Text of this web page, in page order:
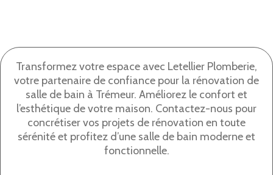
Transformez votre espace avec Letellier Plomberie,
votre partenaire de confiance pour la rénovation de
salle de bain à Trémeur. Améliorez le confort et
l’esthétique de votre maison. Contactez-nous pour
concrétiser vos projets de rénovation en toute
sérénité et profitez d’une salle de bain moderne et
fonctionnelle.